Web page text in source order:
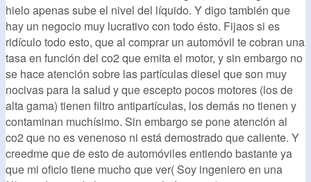
hielo apenas sube el nivel del líquido. Y digo también que
hay un negocio muy lucrativo con todo ésto. Fijaos si es
ridículo todo esto, que al comprar un automóvil te cobran una
tasa en función del co2 que emita el motor, y sin embargo no
se hace atención sobre las partículas diesel que son muy
nocivas para la salud y que escepto pocos motores (los de
alta gama) tienen filtro antipartículas, los demás no tienen y
contaminan muchísimo. Sin embargo se pone atención al
co2 que no es venenoso ni está demostrado que caliente. Y
creedme que de esto de automóviles entiendo bastante ya
que mi oficio tiene mucho que ver( Soy ingeniero en una